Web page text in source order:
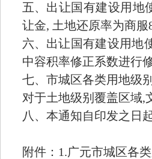
五、出让国有建设用地
让金, 土地还原率为商服
六、出让国有建设用地
中容积率修正系数进行
七、市城区各类用地级
对于土地级别覆盖区域,
八、本通知自印发之日
附件：1.广元市城区各